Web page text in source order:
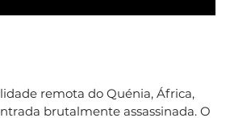
remota do Quénia, África,
brutalmente assassinada. O